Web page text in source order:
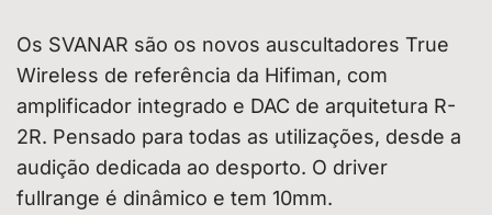
Os SVANAR são os novos auscultadores True
Wireless de referência da Hifiman, com
amplificador integrado e DAC de arquitetura R-
2R. Pensado para todas as utilizações, desde a
audição dedicada ao desporto. O driver
fullrange é dinâmico e tem 10mm.